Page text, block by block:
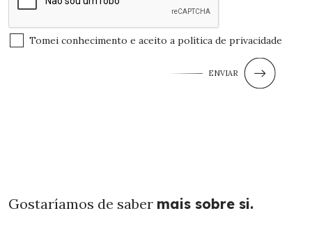
Tomei conhecimento e aceito a política de privacidade
ENVIAR
Gostaríamos de saber mais sobre si.